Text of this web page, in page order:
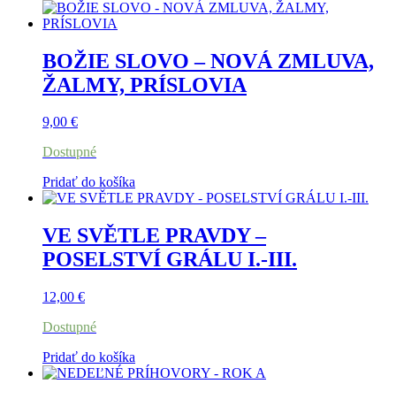
BOŽIE SLOVO – NOVÁ ZMLUVA,
ŽALMY, PRÍSLOVIA
9,00 €
Dostupné
Pridať do košíka
VE SVĚTLE PRAVDY –
POSELSTVÍ GRÁLU I.-III.
12,00 €
Dostupné
Pridať do košíka